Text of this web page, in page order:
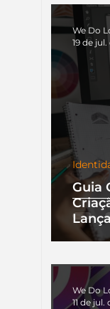
Guia
We Do
19 de
We Do
11 de jul.